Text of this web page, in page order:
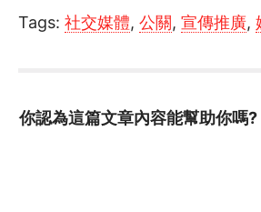
Tags: 社交媒體, 公關, 宣傳推廣,
你認為這篇文章內容能幫助你嗎?